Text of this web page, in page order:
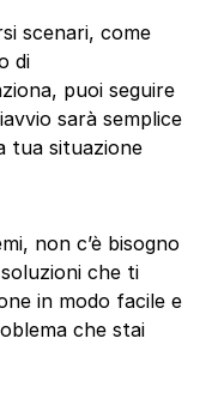
scenari, come
di
puoi seguire
sarà semplice
tua situazione
non c’è bisogno
che ti
in modo facile e
che stai